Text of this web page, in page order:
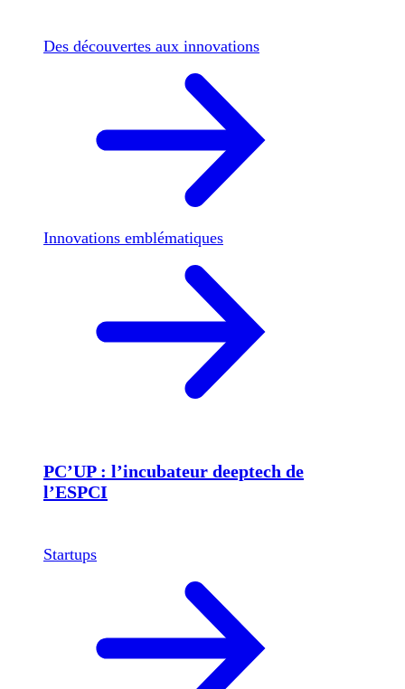
Des découvertes aux innovations
Innovations emblématiques
PC’UP : l’incubateur deeptech de
l’ESPCI
Startups